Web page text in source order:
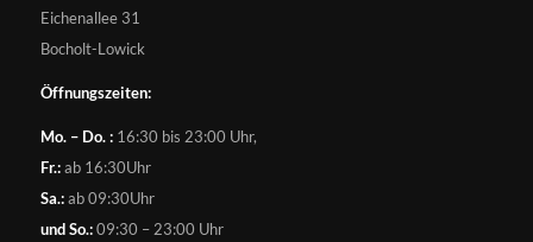
Eichenallee 31
Bocholt-Lowick
Öffnungszeiten:
Mo. – Do. :16:30 bis 23:00 Uhr,
Fr.:ab 16:30Uhr
Sa.:ab 09:30Uhr
und So.:09:30 – 23:00 Uhr